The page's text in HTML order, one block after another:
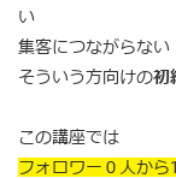
い
集客につながらない
そういう方向けの初
この講座では
フォロワー０人か